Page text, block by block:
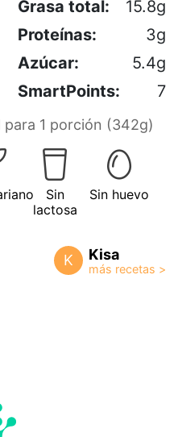
Grasa total:
15.8g
Proteínas:
3g
Azúcar:
5.4g
SmartPoints: 7
1 porción (342g)
Sin
lactosa
Sin huevo
K Kisa